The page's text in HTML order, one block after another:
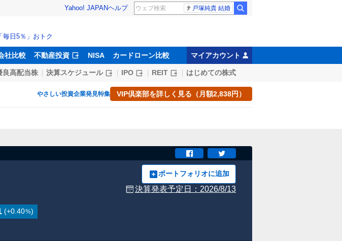
Yahoo! JAPANヘルプ 戸塚純貴 結婚
毎日5％」おトク
社比較 不動産投資 NISA カードローン比較 マイアカウント
良高配当株 決算スケジュール IPO REIT はじめての株式
やさしい投資企業発見特集 VIP倶楽部を詳しく見る（月額2,838円）
ポートフォリオに追加
決算発表予定日： 2026/8/13
(+0.40%)